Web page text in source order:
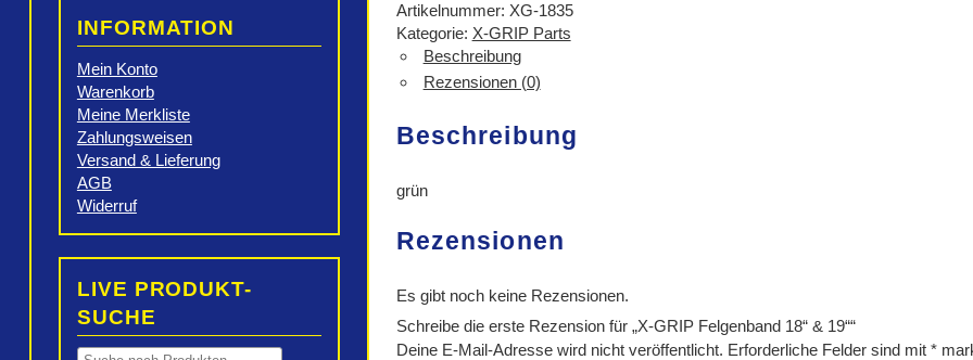
INFORMATION
Mein Konto
Warenkorb
Meine Merkliste
Zahlungsweisen
Versand & Lieferung
AGB
Widerruf
LIVE PRODUKT-
SUCHE
18''
&
19''
Menge
Artikelnummer: XG-1835
Kategorie: X-GRIP Parts
Beschreibung
Rezensionen (0)
Beschreibung
grün
Rezensionen
Es gibt noch keine Rezensionen.
Schreibe die erste Rezension für „X-GRIP Felgenband 18“ & 19““
Deine E-Mail-Adresse wird nicht veröffentlicht. Erforderliche Felder sind mit *